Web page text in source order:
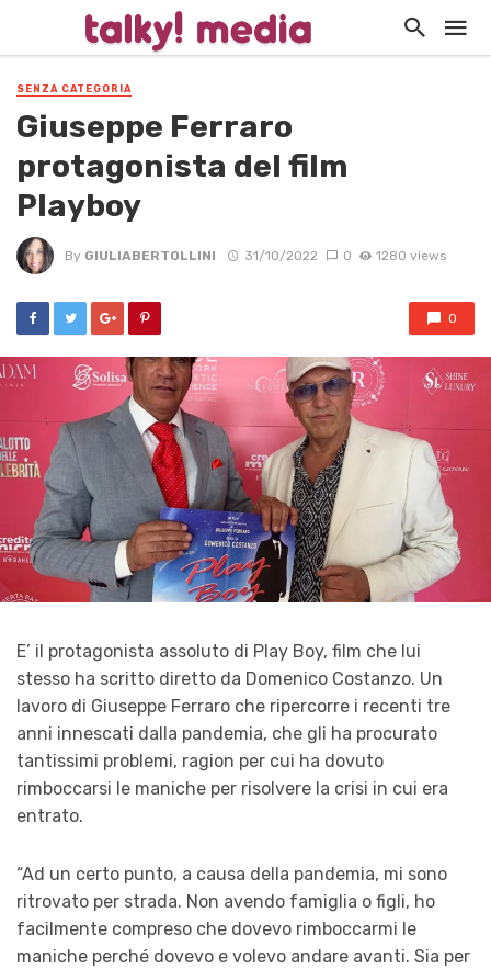
SENZA CATEGORIA
Giuseppe Ferraro
protagonista del film
Playboy
By GIULIABERTOLLINI 31/10/2022 0 1280 views
0
E’ il protagonista assoluto di Play Boy, film che lui
stesso ha scritto diretto da Domenico Costanzo. Un
lavoro di Giuseppe Ferraro che ripercorre i recenti tre
anni innescati dalla pandemia, che gli ha procurato
tantissimi problemi, ragion per cui ha dovuto
rimboccarsi le maniche per risolvere la crisi in cui era
entrato.
“Ad un certo punto, a causa della pandemia, mi sono
ritrovato per strada. Non avendo famiglia o figli, ho
facilmente compreso che dovevo rimboccarmi le
maniche perché dovevo e volevo andare avanti. Sia per